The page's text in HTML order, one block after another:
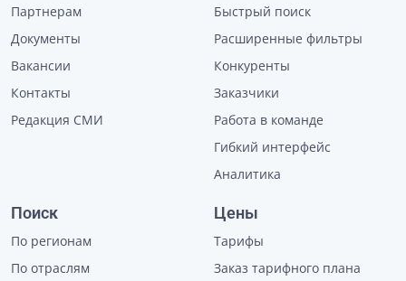
Партнерам
Документы
Вакансии
Контакты
Редакция СМИ
Быстрый поиск
Расширенные фильтры
Конкуренты
Заказчики
Работа в команде
Гибкий интерфейс
Аналитика
Поиск
По регионам
По отраслям
Цены
Тарифы
Заказ тарифного плана